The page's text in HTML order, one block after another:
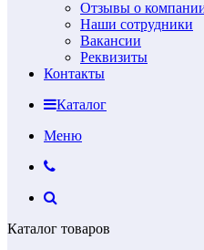
Отзывы о
Наши сотрудники
Вакансии
Реквизиты
Контакты
Каталог
Меню
Каталог товаров